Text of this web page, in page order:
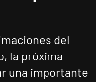
del
la próxima
una importante